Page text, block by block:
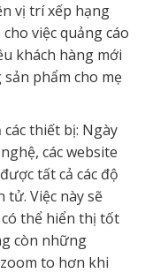
vị trí xếp hạng
việc quảng cáo
khách hàng mới
phẩm cho mẹ
thiết bị: Ngày
các website
tất cả các độ
tử. Việc này sẽ
có thể hiển thị tốt
còn những
to hơn khi